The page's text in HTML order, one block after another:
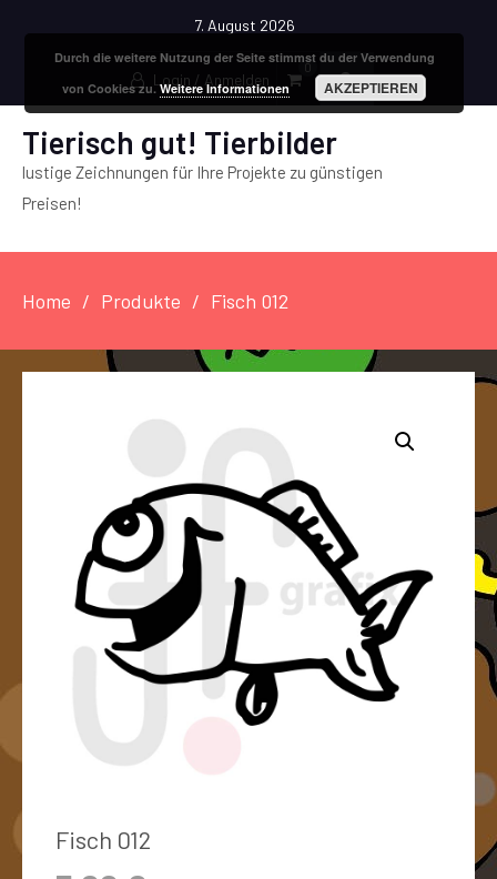
7. August 2026
Login / Anmelden
0
Tierisch gut! Tierbilder
lustige Zeichnungen für Ihre Projekte zu günstigen
Preisen!
Home Produkte Fisch 012
Fisch 012
Durch die weitere Nutzung der Seite stimmst du der Verwendung
von Cookies zu.Weitere Informationen AKZEPTIEREN